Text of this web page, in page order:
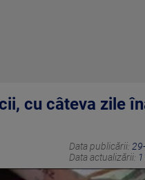
cu câteva zile
Data publicării:
Data actualizării: